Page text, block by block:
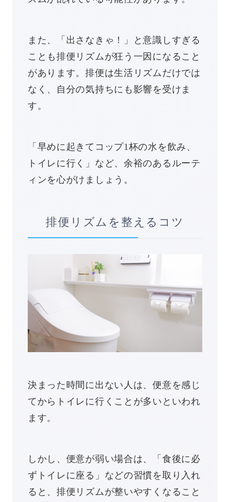
また、「出さなきゃ！」と意識しすぎる
ことも排便リズムが狂う一因になること
があります。排便は生活リズムだけでは
なく、自分の気持ちにも影響を受けま
す。
「早めに起きてコップ1杯の水を飲み、
トイレに行く」など、余裕のあるルーテ
ィンを心がけましょう。
排便リズムを整えるコツ
決まった時間に出ない人は、便意を感じ
てからトイレに行くことが多いといわれ
ます。
しかし、便意が弱い場合は、「食後に必
ずトイレに座る」などの習慣を取り入れ
ると、排便リズムが整いやすくなること